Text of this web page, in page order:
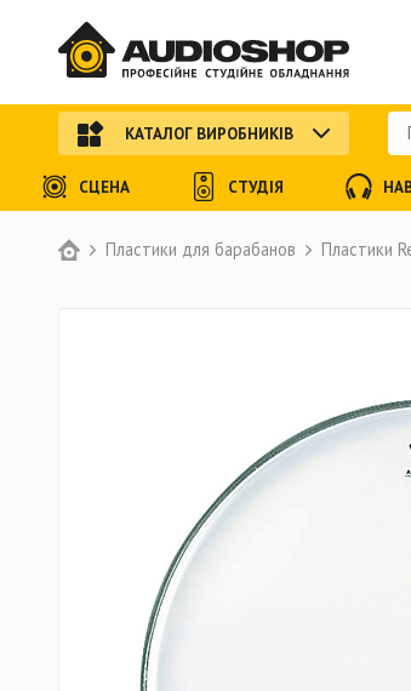
Пластики для барабанов Пластики
КАТАЛОГ ВИРОБНИКІВ
СЦЕНА СТУДІЯ